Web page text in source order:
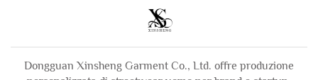
Dongguan Xinsheng Garment Co., Ltd. offre produzione